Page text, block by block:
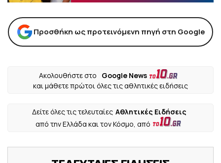
Προσθήκη ως προτεινόμενη πηγή στη Google
Ακολουθήστε στο
Google News
και μάθετε πρώτοι όλες τις αθλητικές ειδήσεις
Δείτε όλες τις τελευταίες Αθλητικές Ειδήσεις
από την Ελλάδα και τον Κόσμο, από